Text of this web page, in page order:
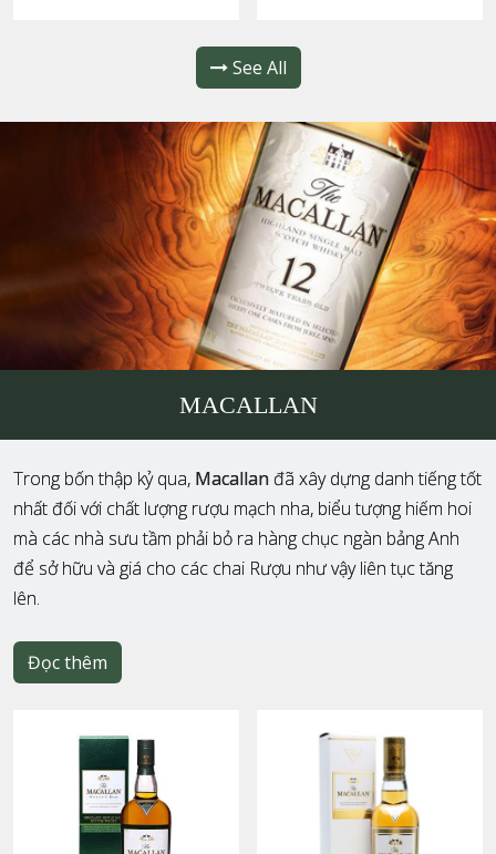
See All
MACALLAN
Trong bốn thập kỷ qua, Macallanđã xây dựng danh tiếng tốt
nhất đối với chất lượng rượu mạch nha, biểu tượng hiếm hoi
mà các nhà sưu tầm phải bỏ ra hàng chục ngàn bảng Anh
để sở hữu và giá cho các chai Rượu như vậy liên tục tăng
lên.
Đọc thêm